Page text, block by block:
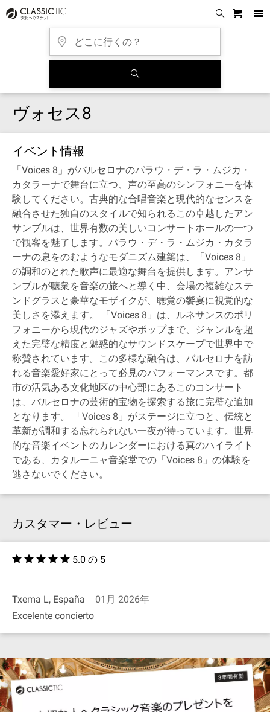
ヴォセス8
イベント情報
「Voices 8」がバルセロナのパラウ・デ・ラ・ムジカ・
カタラーナで舞台に立つ、声の至高のシンフォニーを体
験してください。古典的な合唱音楽と現代的なセンスを
融合させた独自のスタイルで知られるこの卓越したアン
サンブルは、世界有数の美しいコンサートホールの一つ
で観客を魅了します。パラウ・デ・ラ・ムジカ・カタラ
ーナの息をのむようなモダニズム建築は、「Voices 8」
の調和のとれた歌声に最適な舞台を提供します。アンサ
ンブルが聴衆を音楽の旅へと導く中、会場の複雑なステ
ンドグラスと豪華なモザイクが、聴覚の饗宴に視覚的な
美しさを添えます。 「Voices 8」は、ルネサンスのポリ
フォニーから現代のジャズやポップまで、ジャンルを超
えた完璧な精度と魅惑的なサウンドスケープで世界中で
称賛されています。この多様な融合は、バルセロナを訪
れる音楽愛好家にとって必見のパフォーマンスです。都
市の活気ある文化地区の中心部にあるこのコンサート
は、バルセロナの芸術的宝物を探索する旅に完璧な追加
となります。 「Voices 8」がステージに立つと、伝統と
革新が調和する忘れられない一夜が待っています。世界
的な音楽イベントのカレンダーにおける真のハイライト
である、カタルーニャ音楽堂での「Voices 8」の体験を
逃さないでください。
カスタマー・レビュー
5.0 の 5
Txema L, España
01月 2026年
Excelente concierto